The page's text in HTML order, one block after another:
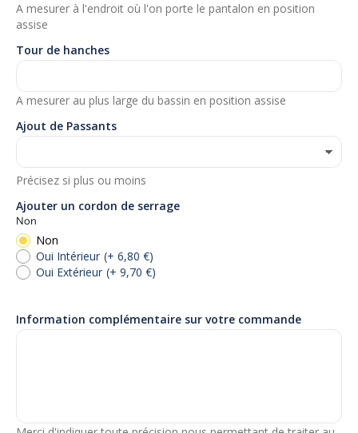
A mesurer à l'endroit où l'on porte le pantalon en position
assise
Tour de hanches
A mesurer au plus large du bassin en position assise
Ajout de Passants
Précisez si plus ou moins
Ajouter un cordon de serrage
Non
Non
Oui Intérieur (+ 6,80 €)
Oui Extérieur (+ 9,70 €)
Information complémentaire sur votre commande